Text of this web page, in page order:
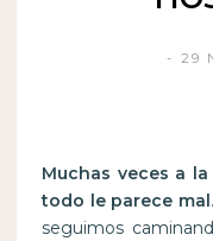
29
Muchas veces a
todo le parece mal .
seguimos